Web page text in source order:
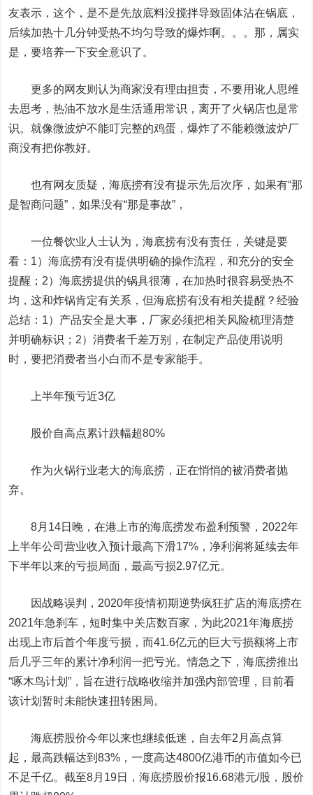
友表示，这个，是不是先放底料没搅拌导致固体沾在锅底，
后续加热十几分钟受热不均匀导致的爆炸啊。。。那，属实
是，要培养一下安全意识了。
更多的网友则认为商家没有理由担责，不要用讹人思维
去思考，热油不放水是生活通用常识，离开了火锅店也是常
识。就像微波炉不能叮完整的鸡蛋，爆炸了不能赖微波炉厂
商没有把你教好。
也有网友质疑，海底捞有没有提示先后次序，如果有“那
是智商问题”，如果没有“那是事故”，
一位餐饮业人士认为，海底捞有没有责任，关键是要
看：1）海底捞有没有提供明确的操作流程，和充分的安全
提醒；2）海底捞提供的锅具很薄，在加热时很容易受热不
均，这和炸锅肯定有关系，但海底捞有没有相关提醒？经验
总结：1）产品安全是大事，厂家必须把相关风险梳理清楚
并明确标识；2）消费者千差万别，在制定产品使用说明
时，要把消费者当小白而不是专家能手。
上半年预亏近3亿
股价自高点累计跌幅超80%
作为火锅行业老大的海底捞，正在悄悄的被消费者抛
弃。
8月14日晚，在港上市的海底捞发布盈利预警，2022年
上半年公司营业收入预计最高下滑17%，净利润将延续去年
下半年以来的亏损局面，最高亏损2.97亿元。
因战略误判，2020年疫情初期逆势疯狂扩店的海底捞在
2021年急刹车，短时集中关店数百家，为此2021年海底捞
出现上市后首个年度亏损，而41.6亿元的巨大亏损额将上市
后几乎三年的累计净利润一把亏光。情急之下，海底捞推出
“啄木鸟计划”，旨在进行战略收缩并加强内部管理，目前看
该计划暂时未能快速扭转困局。
海底捞股价今年以来也继续低迷，自去年2月高点算
起，最高跌幅达到83%，一度高达4800亿港币的市值如今已
不足千亿。截至8月19日，海底捞股价报16.68港元/股，股价